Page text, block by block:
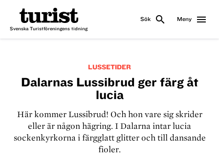
Svenska Turistföreningens tidning
Sök search Meny menu
LUSSETIDER
Dalarnas Lussibrud ger färg åt
lucia
Här kommer Lussibrud! Och hon vare sig skrider
eller är någon hägring. I Dalarna intar lucia
sockenkyrkorna i färgglatt glitter och till dansande
fioler.